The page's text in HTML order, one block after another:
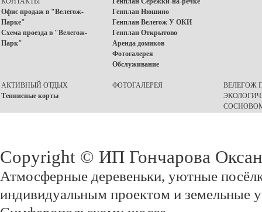
Офис продаж в "Велегож-
Парке"
Схема проезда в "Велегож-
Парк"
Генплан Нюшино
Генплан Велегож У ОКИ
Генплан Открытово
Аренда домиков
Фотогалерея
Обслуживание
АКТИВНЫЙ ОТДЫХ
Теннисные корты
ФОТОГАЛЕРЕЯ
ВЕЛЕГОЖ
Copyright © ИП Гончарова
Атмосферные деревеньки, уютные
индивидуальным проектом и земельные